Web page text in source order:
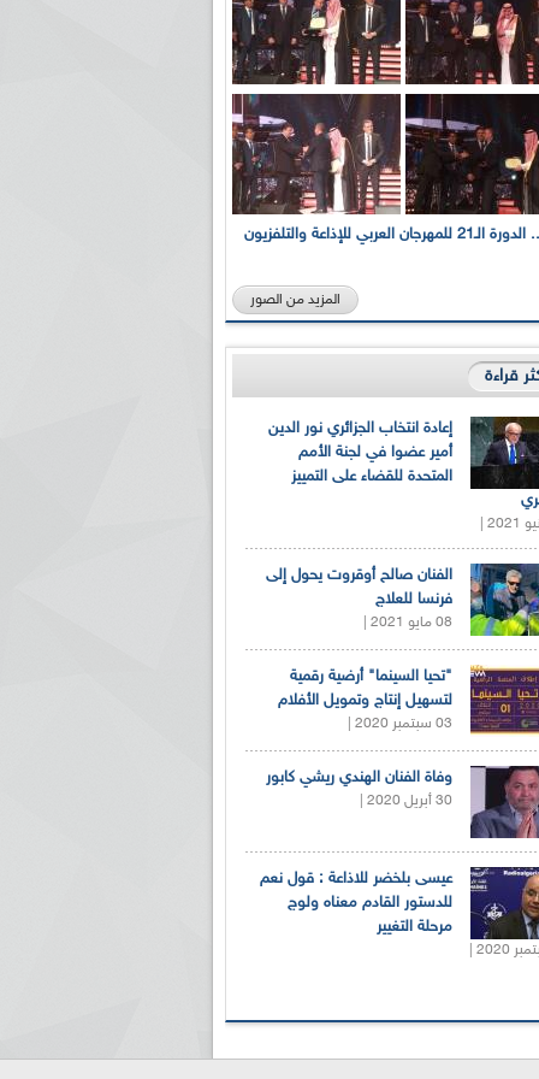
بالصور... الدورة الـ21 للمهرجان العربي للإذاعة والتلفزيون
المزيد من الصور
قراءة
إعادة انتخاب الجزائري نور الدين
أمير عضوا في لجنة الأمم
المتحدة للقضاء على التمييز
الفنان صالح أوقروت يحول إلى
فرنسا للعلاج
08 مايو 2021 |
"تحيا السينما" أرضية رقمية
لتسهيل إنتاج وتمويل الأفلام
03 سبتمبر 2020 |
وفاة الفنان الهندي ريشي كابور
30 أبريل 2020 |
عيسى بلخضر للاذاعة : قول نعم
للدستور القادم معناه ولوج
مرحلة التغيير